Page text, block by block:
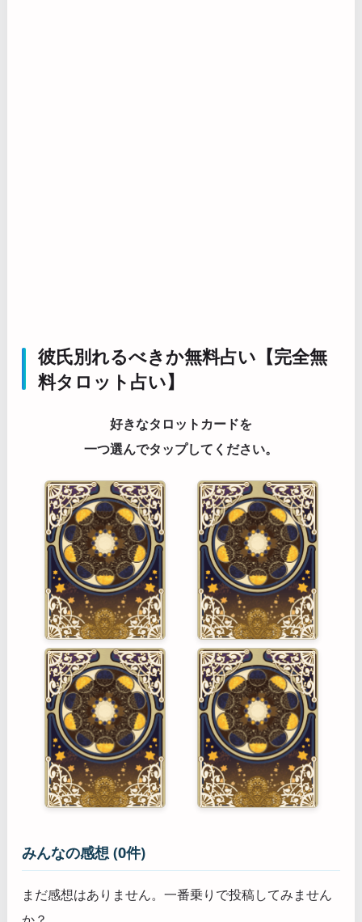
彼氏別れるべきか無料占い【完全無
料タロット占い】
好きなタロットカードを
一つ選んでタップしてください。
みんなの感想 (0件)
まだ感想はありません。一番乗りで投稿してみません